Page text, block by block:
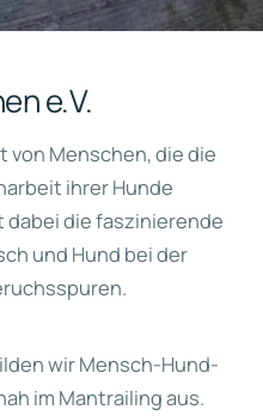
e.V.
von Menschen, die die
ihrer Hunde
die faszinierende
und Hund bei der
wir Mensch-Hund-
im Mantrailing aus.